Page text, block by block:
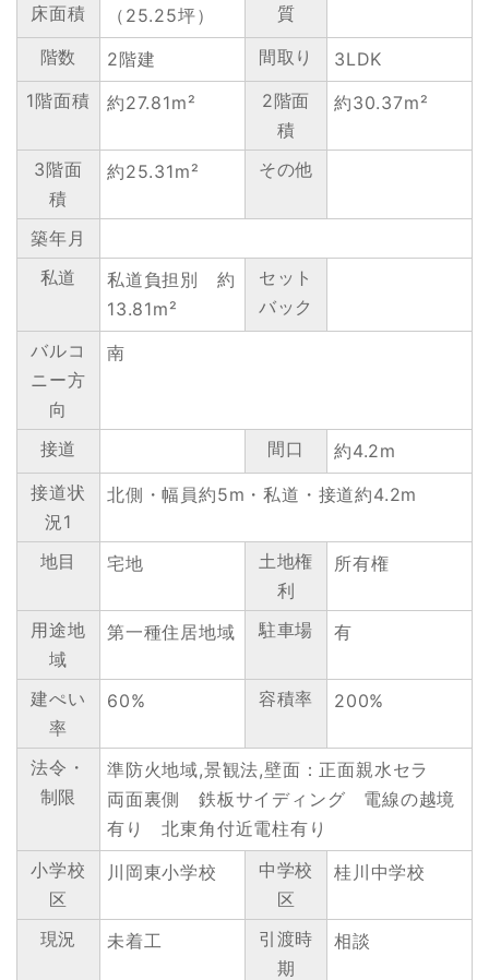
床面積
（25.25坪）
質
階数 2階建 間取り
3LDK
1階面積
約27.81m²
2階面
積
約30.37m²
3階面
積
約25.31m² その他
築年月
私道
私道負担別 約
13.81m²
セット
バック
バルコ
ニー方
向
南
接道 間口
約4.2m
接道状
況1
北側・幅員約5m・私道・接道約4.2m
地目 宅地
土地権
利
所有権
用途地
域
第一種住居地域 駐車場 有
建ぺい
率
60% 容積率 200%
法令・
制限
準防火地域,景観法,壁面：正面親水セラ
両面裏側 鉄板サイディング 電線の越境
有り 北東角付近電柱有り
小学校
区
川岡東小学校
中学校
区
桂川中学校
現況 未着工
引渡時
期
相談